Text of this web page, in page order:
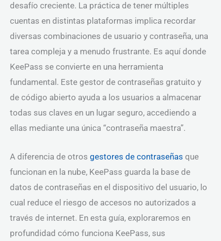
desafío creciente. La práctica de tener múltiples
cuentas en distintas plataformas implica recordar
diversas combinaciones de usuario y contraseña, una
tarea compleja y a menudo frustrante. Es aquí donde
KeePass se convierte en una herramienta
fundamental. Este gestor de contraseñas gratuito y
de código abierto ayuda a los usuarios a almacenar
todas sus claves en un lugar seguro, accediendo a
ellas mediante una única “contraseña maestra”.
A diferencia de otros gestores de contraseñas que
funcionan en la nube, KeePass guarda la base de
datos de contraseñas en el dispositivo del usuario, lo
cual reduce el riesgo de accesos no autorizados a
través de internet. En esta guía, exploraremos en
profundidad cómo funciona KeePass, sus